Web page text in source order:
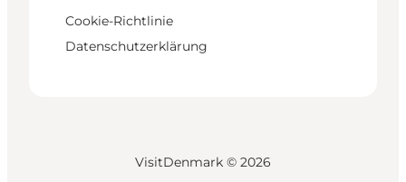
Cookie-Richtlinie
Datenschutzerklärung
VisitDenmark © 2026